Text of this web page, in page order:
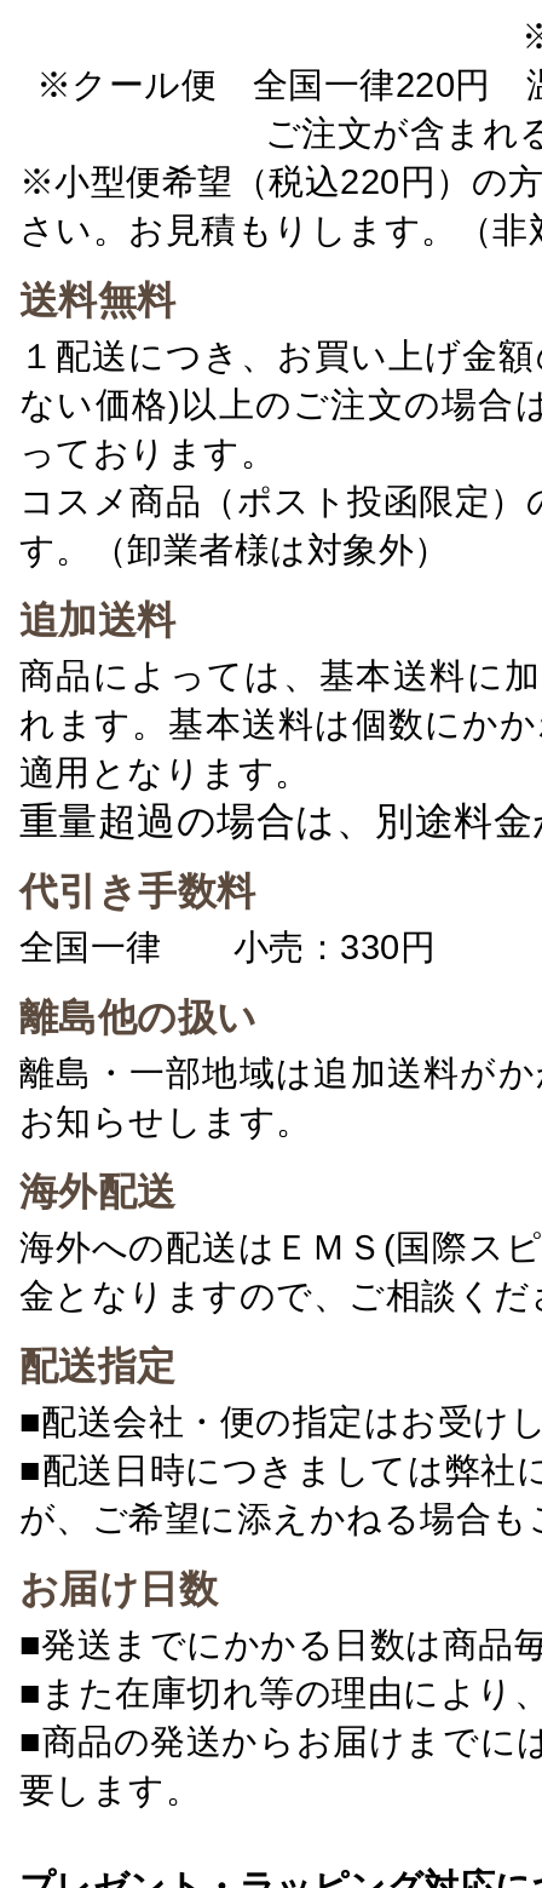
※クール便 全国一律220円
ご注文が含ま
※小型便希望（税込220円）の
さい。お見積もりします。（非
送料無料
１配送につき、お買い上げ金
ない価格)以上のご注文の場合
っております。
コスメ商品（ポスト投函限定
す。（卸業者様は対象外）
追加送料
商品によっては、基本送料に
れます。基本送料は個数にか
適用となります。
重量超過の場合は、別途料
代引き手数料
全国一律 小売：330円 卸
離島他の扱い
離島・一部地域は追加送料が
お知らせします。
海外配送
海外への配送はＥＭＳ(国際ス
金となりますので、ご相談くだ
配送指定
■配送会社・便の指定はお受け
■配送日時につきましては弊社
が、ご希望に添えかねる場合
お届け日数
■発送までにかかる日数は商品
■また在庫切れ等の理由により
■商品の発送からお届けまでに
要します。